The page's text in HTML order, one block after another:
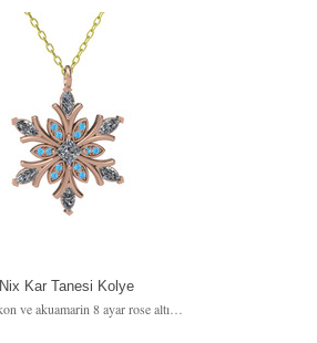
Nix Kar Tanesi Kolye